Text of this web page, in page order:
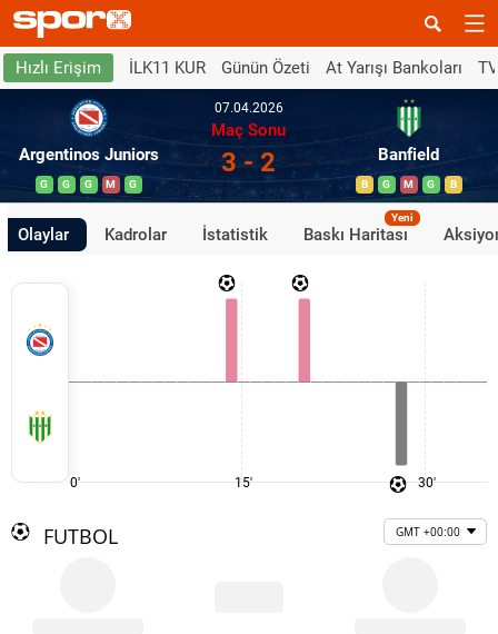
Hızlı Erişim İLK11 KUR Günün Özeti At Yarışı Bankoları
Argentinos Juniors
G G G M G
07.04.2026
Maç Sonu
3 - 2 Banfield
B G M G B
Olaylar Kadrolar İstatistik Baskı Haritası
Yeni
0' 15' 30'
FUTBOL GMT +00:00